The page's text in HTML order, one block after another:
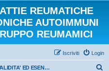
REUMATICHE
AUTOIMMUNI
REUMAMICI
Login
Iscriviti
INVALIDITA' ED ESENZIONI